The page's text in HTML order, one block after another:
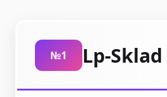
№1 Lp-Sklad